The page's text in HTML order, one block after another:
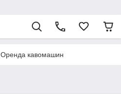
Оренда кавомашин